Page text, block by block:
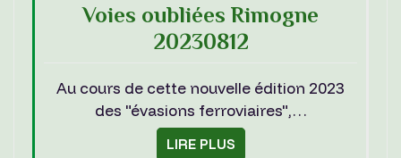
Voies oubliées Rimogne
20230812
Au cours de cette nouvelle édition 2023
des "évasions ferroviaires",…
LIRE PLUS